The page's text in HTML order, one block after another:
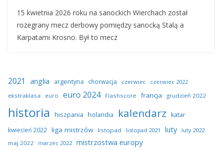
15 kwietnia 2026 roku na sanockich Wierchach został
rozegrany mecz derbowy pomiędzy sanocką Stalą a
Karpatami Krosno. Był to mecz
2021 anglia argentyna chorwacja czerwiec
czerwiec 2022
ekstraklasa
euro euro 2024 Flashscore francja grudzień 2022
historia hiszpania holandia kalendarz katar
kwiecień 2022 liga mistrzów listopad listopad 2021 luty
luty 2022
maj 2022
marzec 2022 mistrzostwa europy